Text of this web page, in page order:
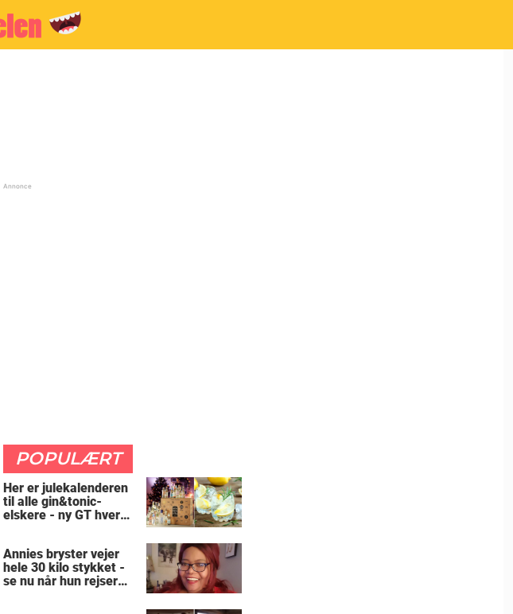
POPULÆRT
Her er julekalenderen
til alle gin&tonic-
elskere - ny GT hver
Annies bryster vejer
hele 30 kilo stykket -
se nu når hun rejser